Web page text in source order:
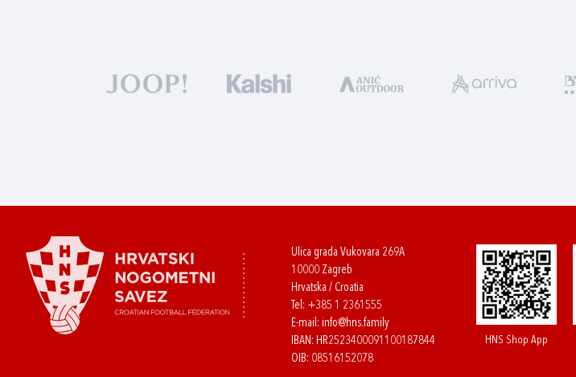
Ulica grada Vukovara 269A
10000 Zagreb
Hrvatska / Croatia
Tel: +385 1 2361555
E-mail: info@hns.family
IBAN: HR2523400091100187844
OIB: 08516152078
HNS Shop App